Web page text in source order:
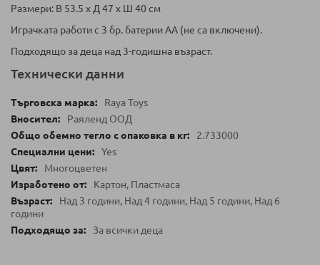
Размери: В 53.5 х Д 47 х Ш 40 см
Играчката работи с 3 бр. батерии АА (не са включени).
Подходящо за деца над 3-годишна възраст.
Технически данни
Raya Toys
Раяленд ООД
2.733000
Yes
Многоцветен
Картон, Пластмаса
Над 3 години, Над 4 години, Над 5 години, Над 6
години
За всички деца